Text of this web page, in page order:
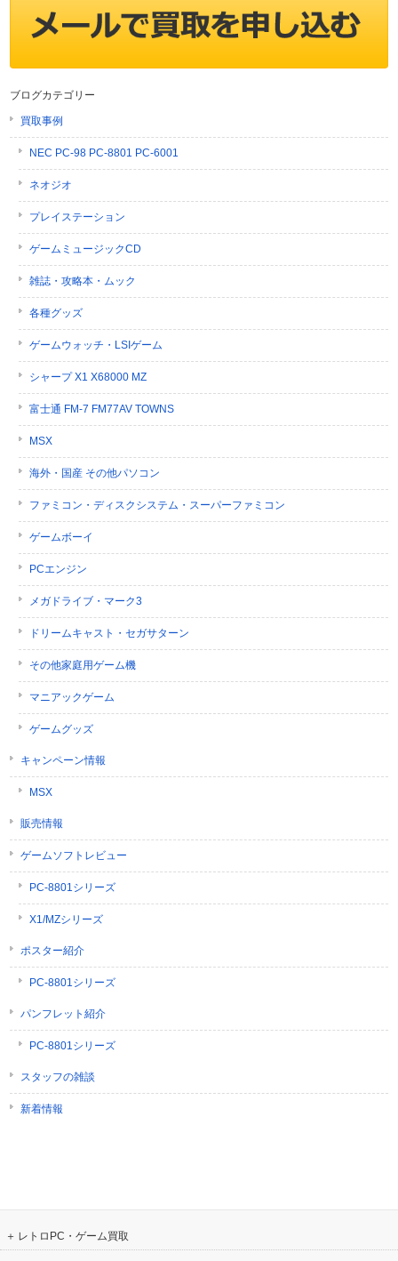
ブログカテゴリー
買取事例
NEC PC-98 PC-8801 PC-6001
ネオジオ
プレイステーション
ゲームミュージックCD
雑誌・攻略本・ムック
各種グッズ
ゲームウォッチ・LSIゲーム
シャープ X1 X68000 MZ
富士通 FM-7 FM77AV TOWNS
MSX
海外・国産 その他パソコン
ファミコン・ディスクシステム・スーパーファミコン
ゲームボーイ
PCエンジン
メガドライブ・マーク3
ドリームキャスト・セガサターン
その他家庭用ゲーム機
マニアックゲーム
ゲームグッズ
キャンペーン情報
MSX
販売情報
ゲームソフトレビュー
PC-8801シリーズ
X1/MZシリーズ
ポスター紹介
PC-8801シリーズ
パンフレット紹介
PC-8801シリーズ
スタッフの雑談
新着情報
レトロPC・ゲーム買取